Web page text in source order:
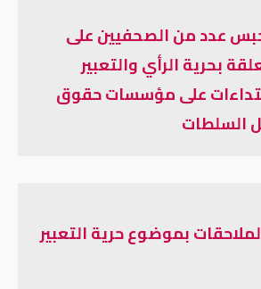
عدد من الصحفيين على
بحرية الرأي والتعبير
على مؤسسات حقوق
السلطات
بموضوع حرية التعبير